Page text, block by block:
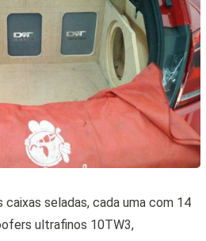
caixas seladas, cada uma com 14
ultrafinos 10TW3,